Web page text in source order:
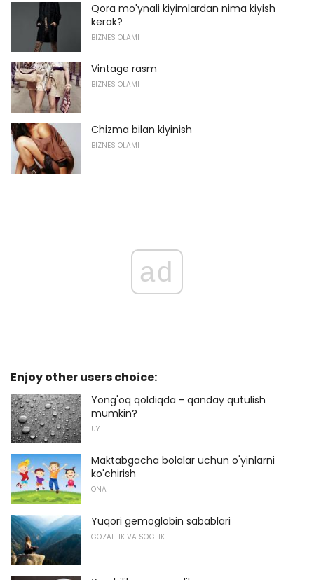
Qora mo'ynali kiyimlardan nima kiyish
kerak?
BIZNES OLAMI
Vintage rasm
BIZNES OLAMI
Chizma bilan kiyinish
BIZNES OLAMI
ad
Enjoy other users choice:
Yong'oq qoldiqda - qanday qutulish
mumkin?
UY
Maktabgacha bolalar uchun o'yinlarni
ko'chirish
ONA
Yuqori gemoglobin sabablari
GO'ZALLIK VA SO'GLIK